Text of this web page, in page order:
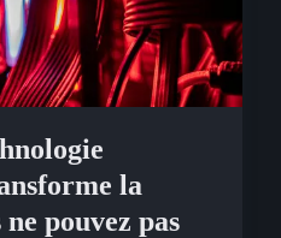
la
pouvez pas